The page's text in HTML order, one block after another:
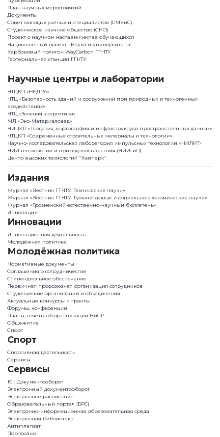
План научныx мероприятий
Документы
Совет молодых ученых и специалистов (СМУиС)
Студенческое научное общество (СНО)
Проект о научном наставничестве обучающихся
Национальный проект "Наука и университеты"
Карбоновый полигон WayCarbon ГГНТУ
Геотермальная станция ГГНТУ
Научные центры и лаборатории
НТЦКП «НЕДРА»
НТЦ «Безопасность зданий и сооружений при природных и техногенных
воздействиях»
НТЦ «Зеленая энергетика»
МЛ «Эко-Материаловед»
НИЦКП «Геодезия, картография и инфраструктура пространственных данных»
НТЦКП «Современные строительные материалы и технологии»
Научно-исследовательская лаборатория импульсных технологий «НИЛИТ»
НИИ геоэкологии и природопользования (НИИГиП)
Центр высоких технологий "Хайпарк"
Издания
Журнал «Вестник ГГНТУ. Технические науки»
Журнал «Вестник ГГНТУ. Гуманитарные и социально-экономические науки»
Журнал «Грозненский естественно-научный бюллетень»
Инновации
Инновации
Инновационная деятельность
Молодёжная политика
Молодёжная политика
Нормативные документы
Соглашения о сотрудничестве
Стипендиальное обеспечение
Первичная профсоюзная организация сотрудников
Студенческие организации и объединения
Актуальные конкурсы и гранты
Форумы, конференции
Планы, отчеты об организации ВиСР
Общежитие
Спорт
Спорт
Спортивная деятельность
Сервисы
Сервисы
1С : Документооборот
Электронный документооборот
Электронное расписание
Образовательный портал (БРС)
Электронно-информационная образовательная среда
Электронная библиотека
Антиплагиат
Портфолио